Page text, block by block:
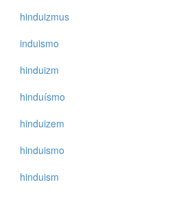
hinduizmus
induismo
hinduizm
hinduísmo
hinduizem
hinduismo
hinduism